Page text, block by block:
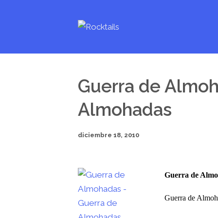
Guerra de
Almohadas
diciembre 18, 2010
Guerra de
Guerra de